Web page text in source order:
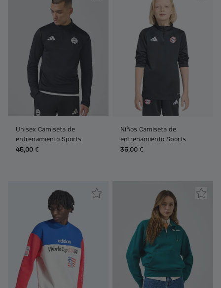
Unisex Camiseta de
entrenamiento Sports
45,00 €
Niños Camiseta de
entrenamiento Sports
35,00 €